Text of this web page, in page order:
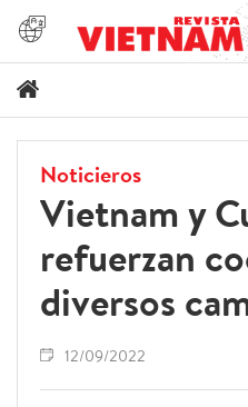
Noticieros
Vietnam y
refuerzan
diversos
12/09/2022